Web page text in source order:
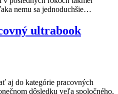
nemu sa jednoduchšie…
ultrabook
aj do kategórie pracovných
dôsledku veľa spoločného.